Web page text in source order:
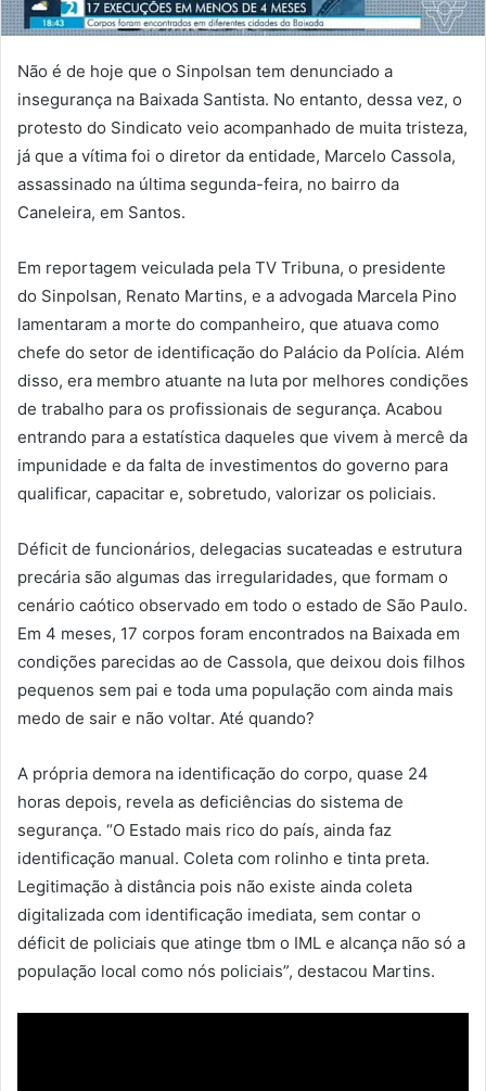
Não é de hoje que o Sinpolsan tem denunciado a
insegurança na Baixada Santista. No entanto, dessa vez, o
protesto do Sindicato veio acompanhado de muita tristeza,
já que a vítima foi o diretor da entidade, Marcelo Cassola,
assassinado na última segunda-feira, no bairro da
Caneleira, em Santos.
Em reportagem veiculada pela TV Tribuna, o presidente
do Sinpolsan, Renato Martins, e a advogada Marcela Pino
lamentaram a morte do companheiro, que atuava como
chefe do setor de identificação do Palácio da Polícia. Além
disso, era membro atuante na luta por melhores condições
de trabalho para os profissionais de segurança. Acabou
entrando para a estatística daqueles que vivem à mercê da
impunidade e da falta de investimentos do governo para
qualificar, capacitar e, sobretudo, valorizar os policiais.
Déficit de funcionários, delegacias sucateadas e estrutura
precária são algumas das irregularidades, que formam o
cenário caótico observado em todo o estado de São Paulo.
Em 4 meses, 17 corpos foram encontrados na Baixada em
condições parecidas ao de Cassola, que deixou dois filhos
pequenos sem pai e toda uma população com ainda mais
medo de sair e não voltar. Até quando?
A própria demora na identificação do corpo, quase 24
horas depois, revela as deficiências do sistema de
segurança. “O Estado mais rico do país, ainda faz
identificação manual. Coleta com rolinho e tinta preta.
Legitimação à distância pois não existe ainda coleta
digitalizada com identificação imediata, sem contar o
déficit de policiais que atinge tbm o IML e alcança não só a
população local como nós policiais”, destacou Martins.